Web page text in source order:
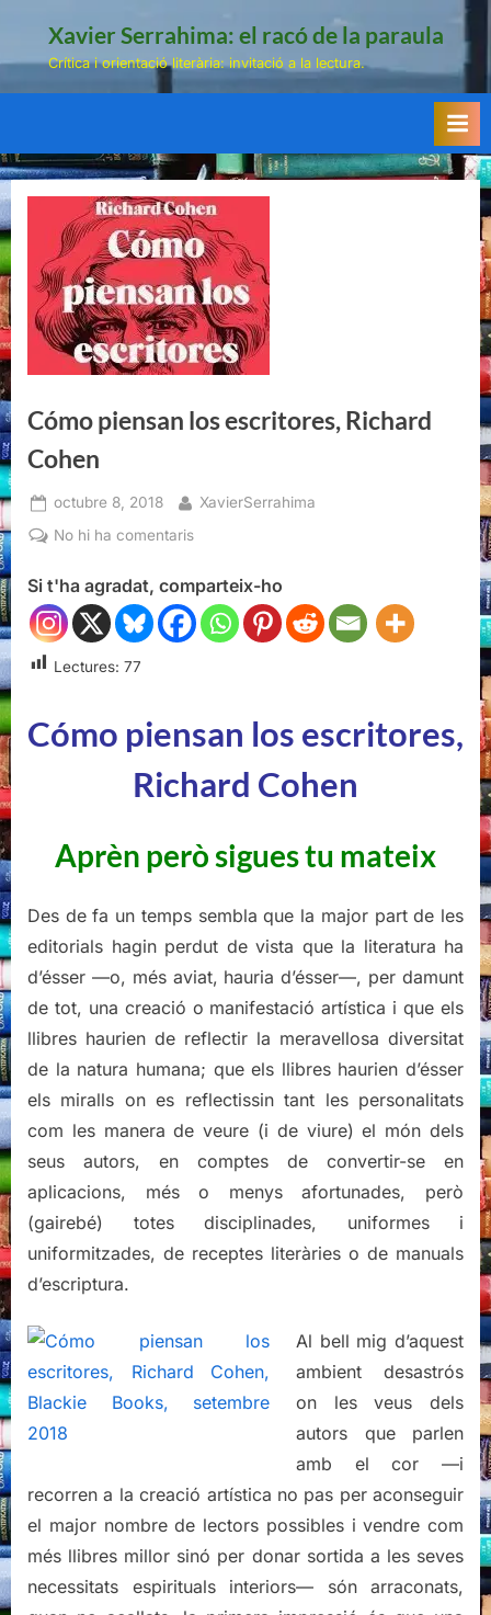
Xavier Serrahima: el racó de la paraula
Crítica i orientació literària: invitació a la lectura.
Cómo piensan los escritores, Richard
Cohen
Posted
on
octubre 8, 2018 By
XavierSerrahima
No hi ha comentarisa
piensan
los
escritores,
Si t'ha agradat, comparteix-ho
Lectures: 77
Cómo piensan los escritores,
Richard Cohen
Aprèn però sigues tu mateix
Des de fa un temps sembla que la major part de les
editorials hagin perdut de vista que la literatura ha
d’ésser —o, més aviat, hauria d’ésser—, per damunt
de tot, una creació o manifestació artística i que els
llibres haurien de reflectir la meravellosa diversitat
de la natura humana; que els llibres haurien d’ésser
els miralls on es reflectissin tant les personalitats
com les manera de veure (i de viure) el món dels
seus autors, en comptes de convertir-se en
aplicacions, més o menys afortunades, però
(gairebé) totes disciplinades, uniformes i
uniformitzades, de receptes literàries o de manuals
d’escriptura.
Al bell mig d’aquest
ambient desastrós
on les veus dels
autors que parlen
amb el cor —i
recorren a la creació artística no pas per aconseguir
el major nombre de lectors possibles i vendre com
més llibres millor sinó per donar sortida a les seves
necessitats espirituals interiors— són arraconats,